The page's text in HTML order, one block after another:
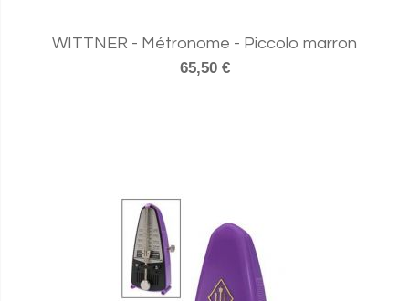
WITTNER - Métronome - Piccolo marron
65,50 €